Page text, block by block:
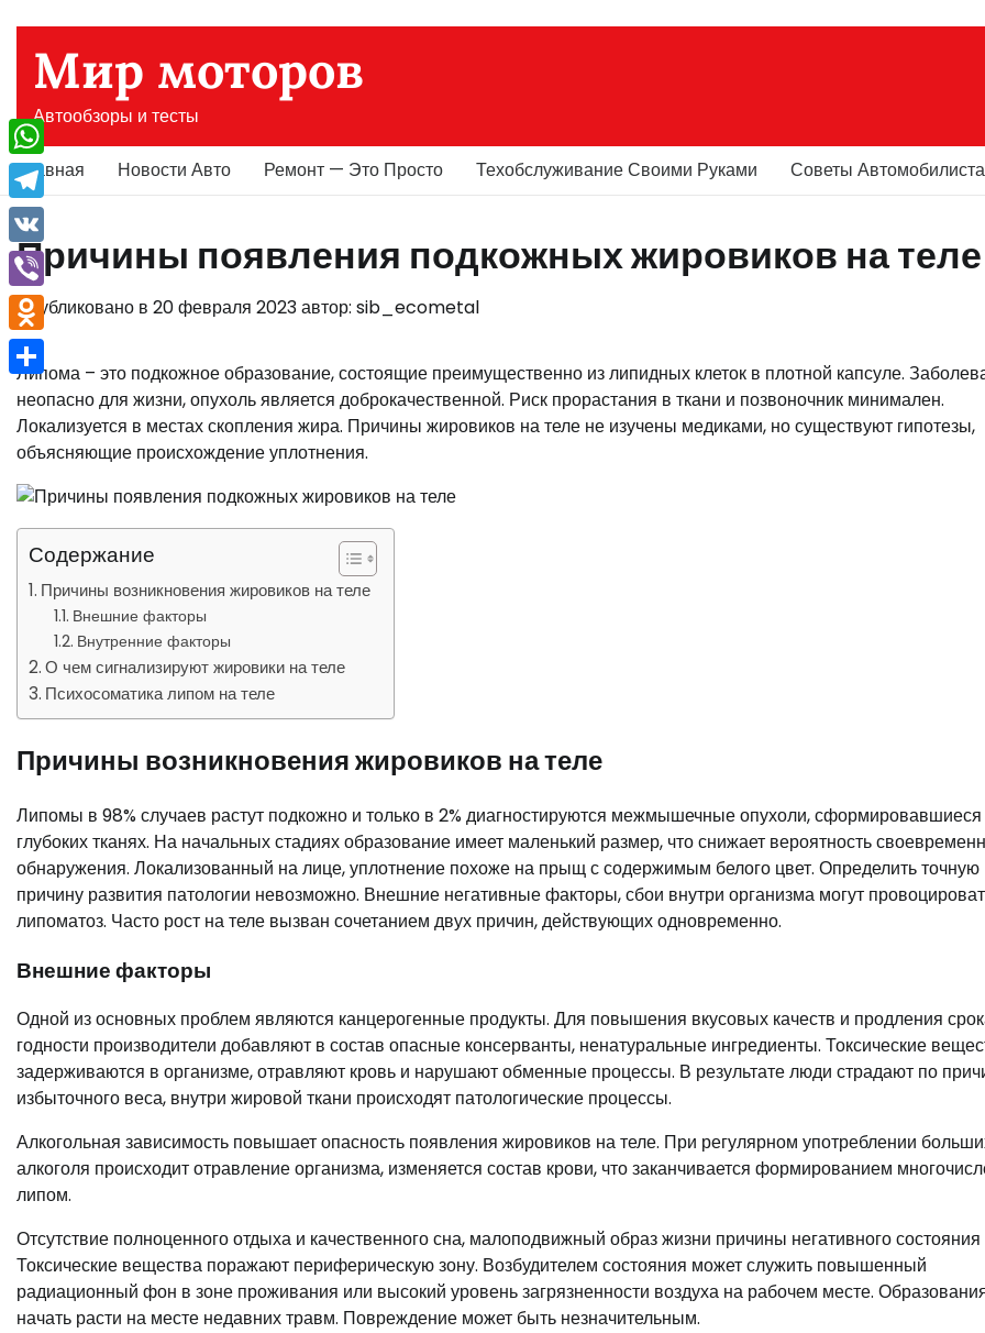
содержимому
Мир моторов
Автообзоры и тесты
Главная Новости Авто Ремонт — Это Просто Техобслуживание Своими Руками Советы
Причины появления подкожных жировиков на теле
Опубликовано в 20 февраля 2023автор: sib_ecometal
Липома – это подкожное образование, состоящие преимущественно из липидных клеток в плотной капсуле.
неопасно для жизни, опухоль является доброкачественной. Риск прорастания в ткани и позвоночник минимален.
Локализуется в местах скопления жира. Причины жировиков на теле не изучены медиками, но существуют гипотезы,
объясняющие происхождение уплотнения.
Содержание
Причины возникновения жировиков на теле
Внешние факторы
Внутренние факторы
О чем сигнализируют жировики на теле
Психосоматика липом на теле
Причины возникновения жировиков на теле
Липомы в 98% случаев растут подкожно и только в 2% диагностируются межмышечные опухоли,
глубоких тканях. На начальных стадиях образование имеет маленький размер, что снижает вероятность
обнаружения. Локализованный на лице, уплотнение похоже на прыщ с содержимым белого цвет. Определить точную
причину развития патологии невозможно. Внешние негативные факторы, сбои внутри организма могут
липоматоз. Часто рост на теле вызван сочетанием двух причин, действующих одновременно.
Внешние факторы
Одной из основных проблем являются канцерогенные продукты. Для повышения вкусовых качеств и продления
годности производители добавляют в состав опасные консерванты, ненатуральные ингредиенты. Токсические
задерживаются в организме, отравляют кровь и нарушают обменные процессы. В результате люди страдают по
избыточного веса, внутри жировой ткани происходят патологические процессы.
Алкогольная зависимость повышает опасность появления жировиков на теле. При регулярном употреблении
алкоголя происходит отравление организма, изменяется состав крови, что заканчивается формированием
липом.
Отсутствие полноценного отдыха и качественного сна, малоподвижный образ жизни причины негативного
Токсические вещества поражают периферическую зону. Возбудителем состояния может служить повышенный
радиационный фон в зоне проживания или высокий уровень загрязненности воздуха на рабочем месте.
начать расти на месте недавних травм. Повреждение может быть незначительным.
WhatsApp
Telegram
VK
Viber
Odnoklassniki
Отправить